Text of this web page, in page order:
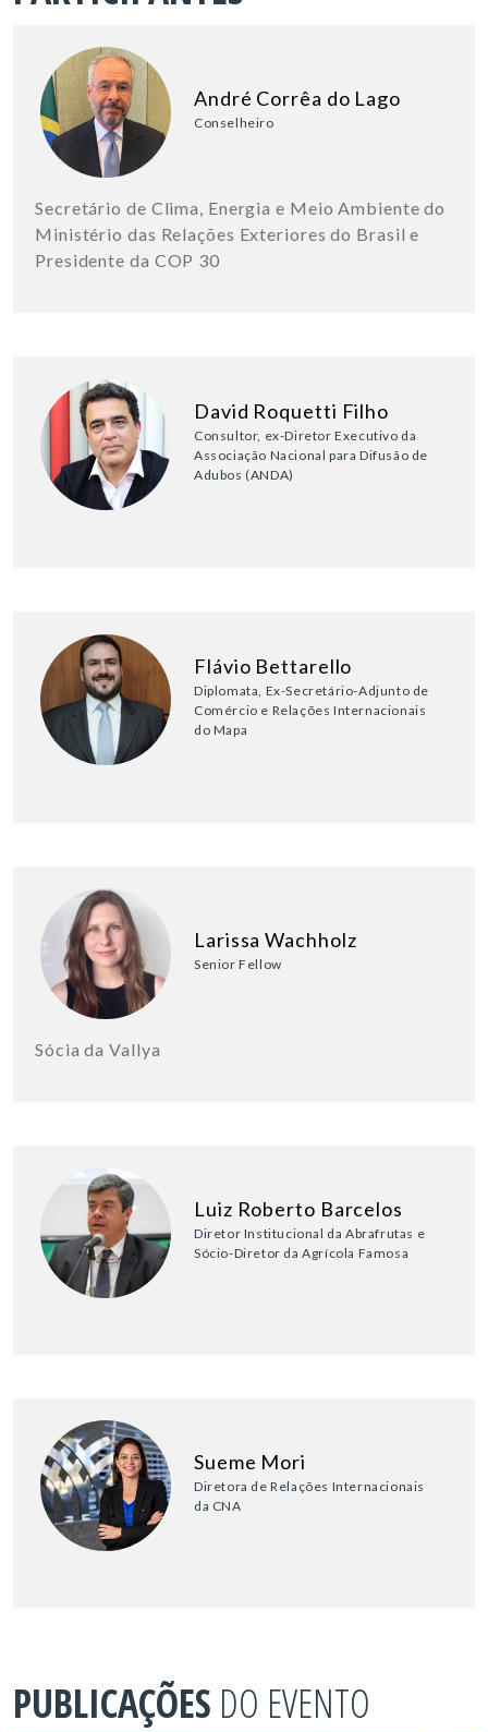
André Corrêa do Lago
Conselheiro
Secretário de Clima, Energia e Meio Ambiente do
Ministério das Relações Exteriores do Brasil e
Presidente da COP 30
David Roquetti Filho
Consultor, ex-Diretor Executivo da
Associação Nacional para Difusão de
Adubos (ANDA)
Flávio Bettarello
Diplomata, Ex-Secretário-Adjunto de
Comércio e Relações Internacionais
do Mapa
Larissa Wachholz
Senior Fellow
Sócia da Vallya
Luiz Roberto Barcelos
Diretor Institucional da Abrafrutas e
Sócio-Diretor da Agrícola Famosa
Sueme Mori
Diretora de Relações Internacionais
da CNA
PUBLICAÇÕES DO EVENTO